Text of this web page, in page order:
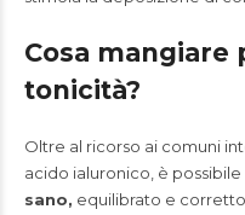
Cosa mangiare
tonicità?
Oltre al ricorso ai comuni
acido ialuronico, è possibile
sano, equilibrato e